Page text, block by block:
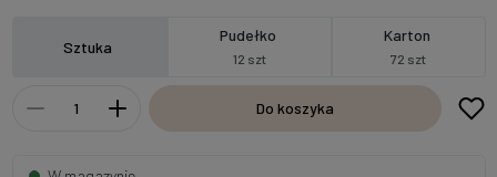
Sztuka
Pudełko
12 szt
Karton
72 szt
Do koszyka